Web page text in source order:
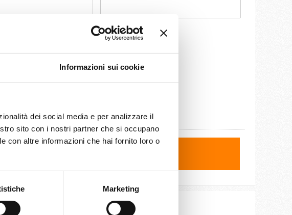
Informazioni sui cookie
dei social media e per analizzare il
sito con i nostri partner che si occupano
con altre informazioni che hai fornito loro o
Marketing